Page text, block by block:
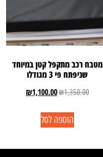
מטבח רכב מתקפל קטן במיוחד
שניפתח פי 3 מגודלו
₪1,350.00
₪1,100.00
הוספה לסל